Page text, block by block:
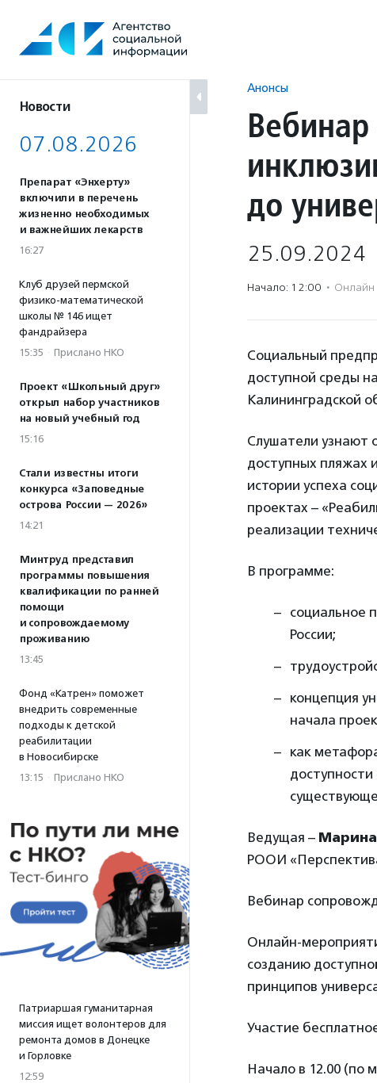
содержанию
Новости
07.08.2026
Препарат «Энхерту»
включили в перечень
жизненно необходимых
и важнейших лекарств
16:27
Клуб друзей пермской
физико-математической
школы № 146 ищет
фандрайзера
15:35 · Прислано НКО
Проект «Школьный друг»
открыл набор участников
на новый учебный год
15:16
Стали известны итоги
конкурса «Заповедные
острова России — 2026»
14:21
Минтруд представил
программы повышения
квалификации по ранней
помощи
и сопровождаемому
проживанию
13:45
Фонд «Катрен» поможет
внедрить современные
подходы к детской
реабилитации
в Новосибирске
13:15 · Прислано НКО
Патриаршая гуманитарная
миссия ищет волонтеров для
ремонта домов в Донецке
и Горловке
12:59
Анонсы
до
25.09.2024
Начало: 12:00 · Онлайн
Социальный
доступной среды
Калининградской
Слушатели узнают
доступных пляжах
истории успеха
проектах –
реализации
В программе:
социальное
России;
концепция
начала
как
Ведущая – Марина
РООИ
Вебинар
Онлайн-
созданию
принципов
Участие
Начало в 12.00 (по